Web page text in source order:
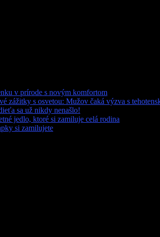
v prírode s novým komfortom
zážitky s osvetou: Mužov čaká výzva s
sa už nikdy nenašlo!
jedlo, ktoré si zamiluje celá rodina
si zamilujete